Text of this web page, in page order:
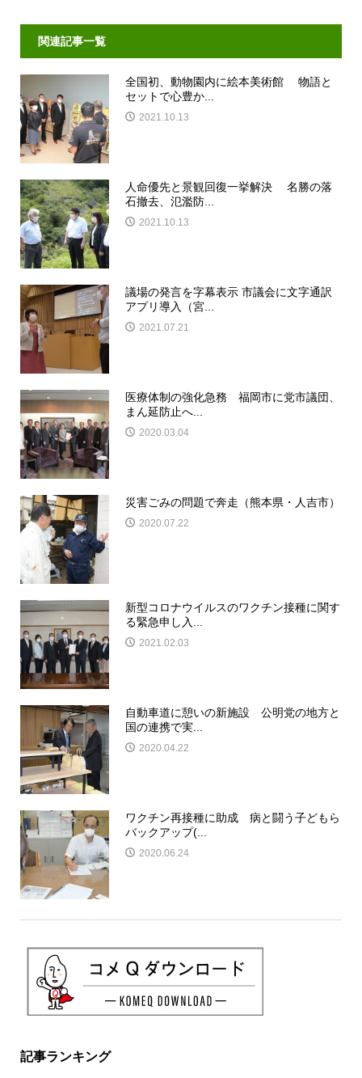
関連記事一覧
全国初、動物園内に絵本美術館 物語と
セットで心豊か...
2021.10.13
人命優先と景観回復一挙解決 名勝の落
石撤去、氾濫防...
2021.10.13
議場の発言を字幕表示 市議会に文字通訳
アプリ導入（宮...
2021.07.21
医療体制の強化急務 福岡市に党市議団、
まん延防止へ...
2020.03.04
災害ごみの問題で奔走（熊本県・人吉市）
2020.07.22
新型コロナウイルスのワクチン接種に関す
る緊急申し入...
2021.02.03
自動車道に憩いの新施設 公明党の地方と
国の連携で実...
2020.04.22
ワクチン再接種に助成 病と闘う子どもら
バックアップ(...
2020.06.24
記事ランキング